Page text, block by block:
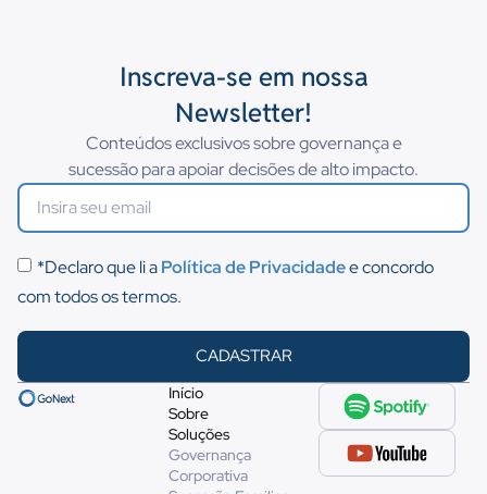
Inscreva-se em nossa
Newsletter!
Conteúdos exclusivos sobre governança e
sucessão para apoiar decisões de alto impacto.
*Declaro que li aPolítica de Privacidadee concordo
com todos os termos.
CADASTRAR
Início
Sobre
Soluções
Governança
Corporativa